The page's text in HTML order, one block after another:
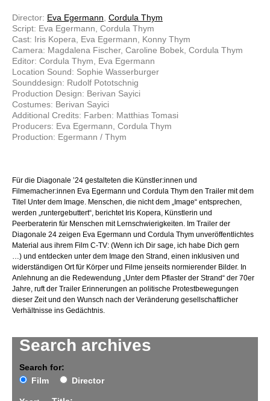
Search archives
Search for:
Film
Director
Director: Eva Egermann Cordula Thym
Script: Eva Egermann, Cordula Thym
Cast: Iris Kopera, Eva Egermann, Konny Thym
Camera: Magdalena Fischer, Caroline Bobek, Cordula Thym
Editor: Cordula Thym, Eva Egermann
Location Sound: Sophie Wasserburger
Sounddesign: Rudolf Pototschnig
Production Design: Berivan Sayici
Costumes: Berivan Sayici
Additional Credits: Farben: Matthias Tomasi
Producers: Eva Egermann, Cordula Thym
Production: Egermann / Thym
Für die Diagonale ’24 gestalteten die Künstler:innen und
Filmemacher:innen Eva Egermann und Cordula Thym den Trailer mit dem
Titel Unter dem Image. Menschen, die nicht dem „Image“ entsprechen,
werden „runtergebuttert“, berichtet Iris Kopera, Künstlerin und
Peerberaterin für Menschen mit Lernschwierigkeiten. Im Trailer der
Diagonale 24 zeigen Eva Egermann und Cordula Thym unveröffentlichtes
Material aus ihrem Film C-TV: (Wenn ich Dir sage, ich habe Dich gern
…) und entdecken unter dem Image den Strand, einen inklusiven und
widerständigen Ort für Körper und Filme jenseits normierender Bilder. In
Anlehnung an die Redewendung „Unter dem Pflaster der Strand“ der 70er
Jahre, ruft der Trailer Erinnerungen an politische Protestbewegungen
dieser Zeit und den Wunsch nach der Veränderung gesellschaftlicher
Verhältnisse ins Gedächtnis.